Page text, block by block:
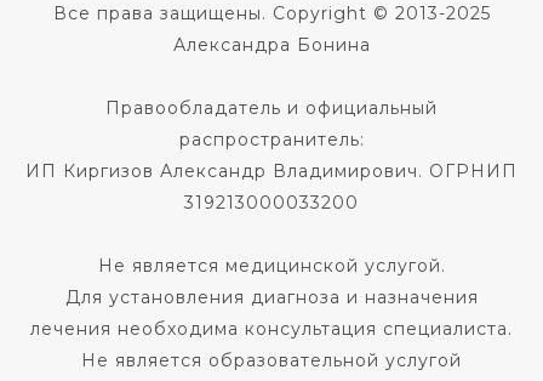
Все права защищены. Copyright © 2013-2025
Александра Бонина
Правообладатель и официальный
распространитель:
ИП Киргизов Александр Владимирович. ОГРНИП
319213000033200
Не является медицинской услугой.
Для установления диагноза и назначения
лечения необходима консультация специалиста.
Не является образовательной услугой